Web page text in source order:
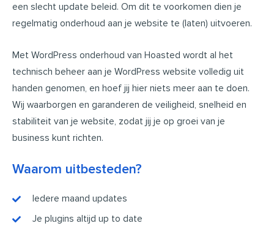
een slecht update beleid. Om dit te voorkomen dien je
regelmatig onderhoud aan je website te (laten) uitvoeren.
Met WordPress onderhoud van Hoasted wordt al het
technisch beheer aan je WordPress website volledig uit
handen genomen, en hoef jij hier niets meer aan te doen.
Wij waarborgen en garanderen de veiligheid, snelheid en
stabiliteit van je website, zodat jij je op groei van je
business kunt richten.
Waarom uitbesteden?
Iedere maand updates
Je plugins altijd up to date